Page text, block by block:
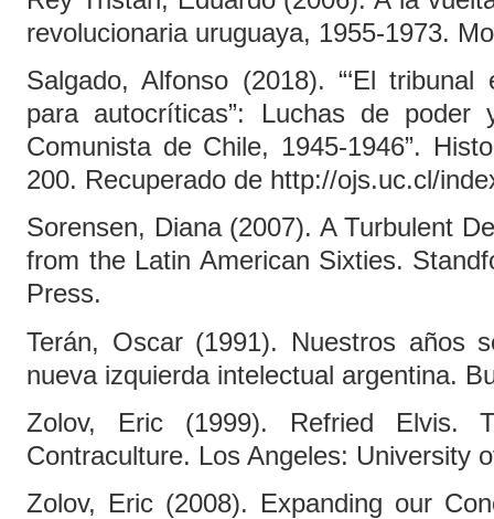
revolucionaria uruguaya, 1955-1973.
Salgado, Alfonso (2018). “‘El
para autocríticas”: Luchas de poder
Comunista de Chile, 1945-1946”.
200. Recuperado de http://ojs.uc.cl/
Sorensen, Diana (2007). A Turbulent
from the Latin American Sixties.
Press.
Terán, Oscar (1991). Nuestros años
nueva izquierda intelectual argentina.
Zolov, Eric (1999). Refried Elvis.
Contraculture. Los Angeles: University
Zolov, Eric (2008). Expanding our